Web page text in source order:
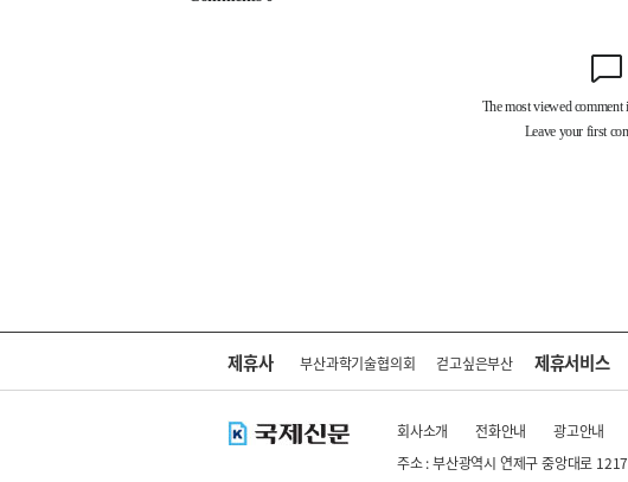
제휴사 부산과학기술협의회 걷고싶은부산 제휴서비스
회사소개 전화안내 광고안내
주소 : 부산광역시 연제구 중앙대로 1217